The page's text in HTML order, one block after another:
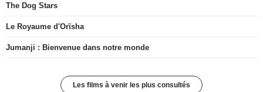
The Dog Stars
Le Royaume d'Orïsha
Jumanji : Bienvenue dans notre monde
Les films à venir les plus consultés